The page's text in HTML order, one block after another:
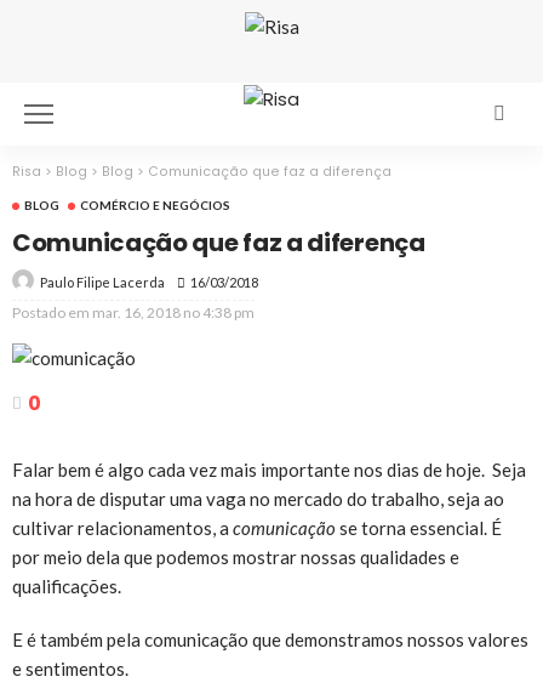
Risa > Blog > Blog > Comunicação que faz a diferença
BLOG COMÉRCIO E NEGÓCIOS
Comunicação que faz a diferença
Paulo Filipe Lacerda 16/03/2018
Postado em mar. 16, 2018 no 4:38 pm
0
Falar bem é algo cada vez mais importante nos dias de hoje. Seja
na hora de disputar uma vaga no mercado do trabalho, seja ao
cultivar relacionamentos, a comunicação se torna essencial. É
por meio dela que podemos mostrar nossas qualidades e
qualificações.
E é também pela comunicação que demonstramos nossos valores
e sentimentos.